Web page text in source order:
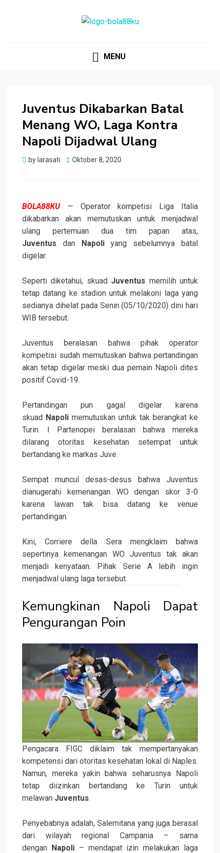
MENU
Juventus Dikabarkan Batal
Menang WO, Laga Kontra
Napoli Dijadwal Ulang
bylarasati
Posted
Oktober 8, 2020
BOLA88KU— Operator kompetisi Liga Italia
dikabarkan akan memutuskan untuk menjadwal
ulang pertemuan dua tim papan atas,
Juventus dan Napoliyang sebelumnya batal
digelar.
Seperti diketahui, skuad Juventus memilih untuk
tetap datang ke stadion untuk melakoni laga yang
sedianya dihelat pada Senin (05/10/2020) dini hari
WIB tersebut.
Juventus beralasan bahwa pihak operator
kompetisi sudah memutuskan bahwa pertandingan
akan tetap digelar meski dua pemain Napoli dites
positif Covid-19.
Pertandingan pun gagal digelar karena
skuad Napoli memutuskan untuk tak berangkat ke
Turin. I Partenopei beralasan bahwa mereka
dilarang otoritas kesehatan setempat untuk
bertandang ke markas Juve.
Sempat muncul desas-desus bahwa Juventus
dianugerahi kemenangan WO dengan skor 3-0
karena lawan tak bisa datang ke venue
pertandingan.
Kini, Corriere della Sera mengklaim bahwa
sepertinya kemenangan WO Juventus tak akan
menjadi kenyataan. Pihak Serie A lebih ingin
menjadwal ulang laga tersebut.
Kemungkinan Napoli Dapat
Pengurangan Poin
Pengacara FIGC diklaim tak mempertanyakan
kompetensi dari otoritas kesehatan lokal di Naples.
Namun, mereka yakin bahwa seharusnya Napoli
tetap diizinkan bertandang ke Turin untuk
melawan Juventus.
Penyebabnya adalah, Salernitana yang juga berasal
dari wilayah regional Campania – sama
dengan Napoli – mendapat izin melakukan laga